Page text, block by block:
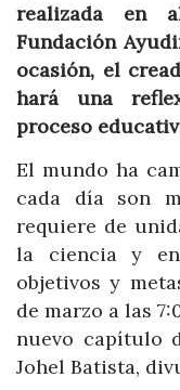
realizada en
Fundación
ocasión, el
hará una
proceso
El mundo ha
cada día son
requiere de
la ciencia y
objetivos y
de marzo a las
nuevo capítulo
Johel Batista,